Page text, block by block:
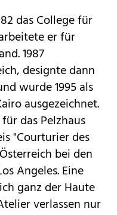
das College für
er für
1987
designte dann
wurde 1995 als
ausgezeichnet.
das Pelzhaus
"Courturier des
bei den
Angeles. Eine
ganz der Haute
verlassen nur